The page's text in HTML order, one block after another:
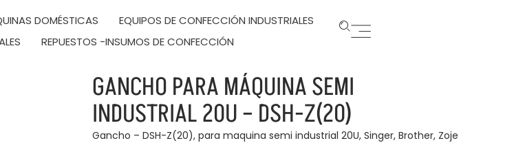
DOMÉSTICAS
EQUIPOS DE CONFECCIÓN INDUSTRIALES
REPUESTOS -INSUMOS DE CONFECCIÓN
GANCHO PARA MÁQUINA SEMI
INDUSTRIAL 20U – DSH-Z(20)
Gancho – DSH-Z(20), para maquina semi industrial 20U, Singer, Brother, Zoje